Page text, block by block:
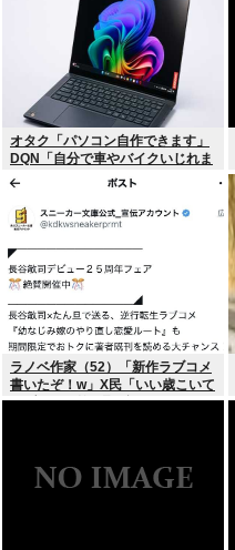
オタク「パソコン自作できます」
DQN「自分で車やバイクいじれま
す」
ラノベ作家（52）「新作ラブコメ
書いたぞ！w」X民「いい歳こいて
ラブコメ（笑）恥ずかしくない